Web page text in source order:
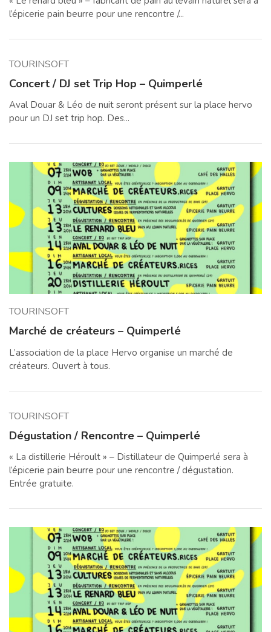
l’épicerie pain beurre pour une rencontre /...
TOURINSOFT
Concert / DJ set Trip Hop – Quimperlé
Aval Douar & Léo de nuit seront présent sur la place hervo
pour un DJ set trip hop. Des...
TOURINSOFT
Marché de créateurs – Quimperlé
L’association de la place Hervo organise un marché de
créateurs. Ouvert à tous.
TOURINSOFT
Dégustation / Rencontre – Quimperlé
« La distillerie Héroult » – Distillateur de Quimperlé sera à
l’épicerie pain beurre pour une rencontre / dégustation.
Entrée gratuite.